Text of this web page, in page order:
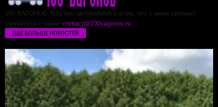
100 ВАГОНОВ. Все про автомобили и всем, что с ними связано!
Свяжитесь с нами: contact@100vagonov.ru
ЕЩЁ БОЛЬШЕ НОВОСТЕЙ